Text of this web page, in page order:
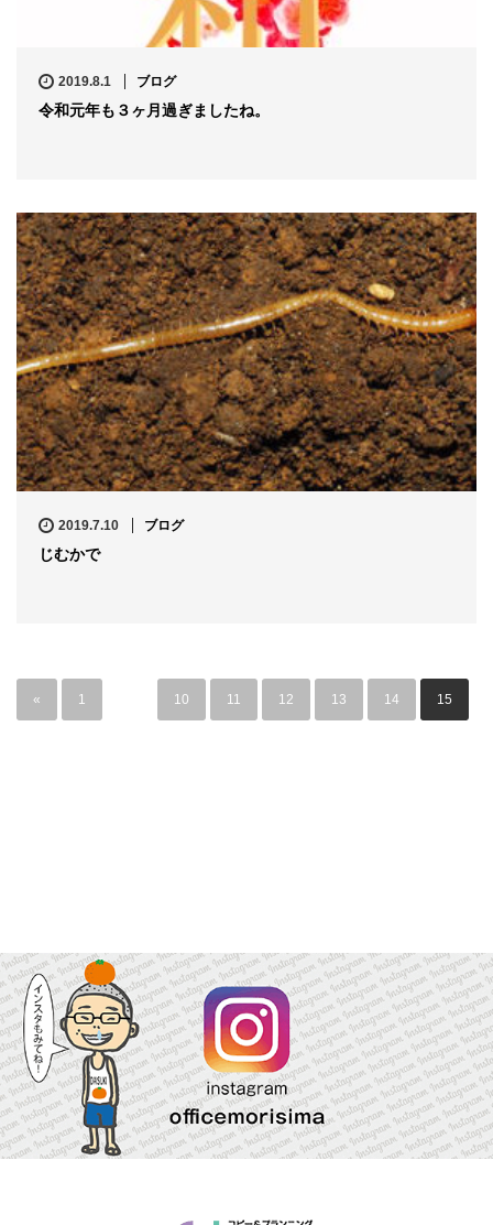
2019.8.1 ブログ
令和元年も３ヶ月過ぎましたね。
2019.7.10 ブログ
じむかで
« 1 10 11 12 13 14 15